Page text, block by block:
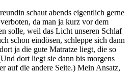
schaut abends eigentlich gerne
da man ja kurz vor dem
solle, weil das Licht unseren Schlaf
schon eindösen, schleppe sich dann
ja die gute Matratze liegt, die so
dort liegt sie dann bis morgens
auf die andere Seite.) Mein Ansatz,